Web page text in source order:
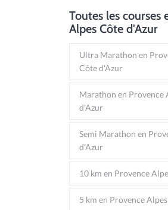
Toutes les courses
Alpes Côte d'Azur
Ultra Marathon en
Côte d'Azur
Marathon en Provence
d'Azur
Semi Marathon en
d'Azur
10 km en Provence
5 km en Provence